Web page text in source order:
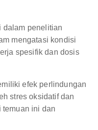
dalam penelitian
mengatasi kondisi
spesifik dan dosis
efek perlindungan
stres oksidatif dan
ini dan